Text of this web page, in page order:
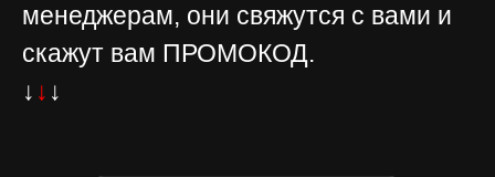
менеджерам, они свяжутся с вами и
скажут вам ПРОМОКОД.
↓ ↓ ↓